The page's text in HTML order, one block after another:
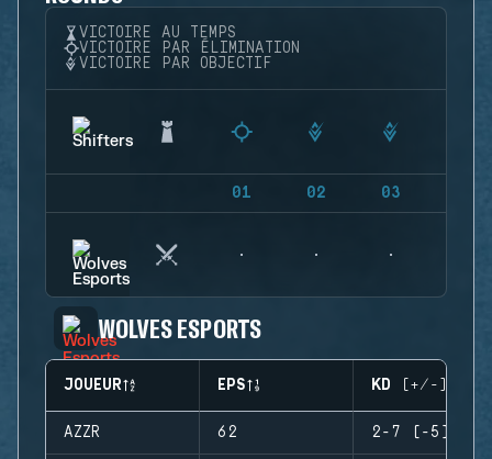
VICTOIRE AU TEMPS
VICTOIRE PAR ÉLIMINATION
VICTOIRE PAR OBJECTIF
01 02 03
WOLVES ESPORTS
JOUEUR EPS KD (+/-)
AZZR 62 2-7 (-5)